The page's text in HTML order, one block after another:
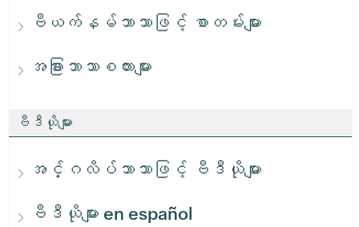
ဗီယက်နမ်ဘာသာဖြင့် စာတမ်းများ
အခြားဘာသာစကားများ
ဗီဒီယိုများ
အင်္ဂလိပ်ဘာသာဖြင့် ဗီဒီယိုများ
ဗီဒီယိုများ en español